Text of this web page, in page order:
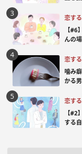
恋する
【
んの
恋する
噛み
かる
恋する
【
する